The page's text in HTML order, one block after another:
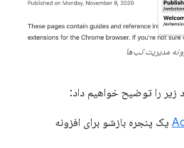
مدیریت تب‌ها
زیر را توضیح خواهیم داد:
API یک پنجره بازشو برای افزونه